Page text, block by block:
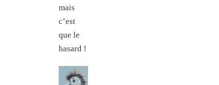
mais
c’est
que le
hasard !